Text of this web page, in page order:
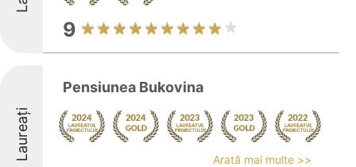
9
Laureați
Pensiunea Bukovina
Arată mai multe >>